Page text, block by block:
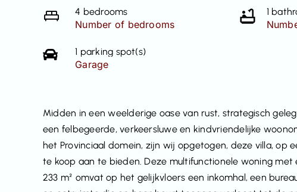
4 bedrooms
Number of bedrooms
1
1 parking spot(s)
Garage
Midden in een weelderige oase van rust, strategisch
een felbegeerde, verkeersluwe en kindvriendelijke
het Provinciaal domein, zijn wij opgetogen, deze villa, op
te koop aan te bieden. Deze multifunctionele woning
233 m² omvat op het gelijkvloers een inkomhal, een